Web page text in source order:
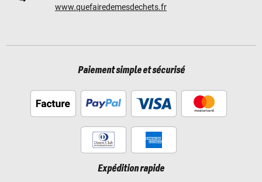
www.quefairedemesdechets.fr
Paiement simple et sécurisé
Expédition rapide